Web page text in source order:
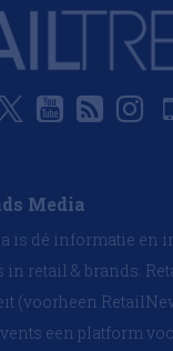
Media
is dé informatie en
retail & brands.
(voorheen
een platform